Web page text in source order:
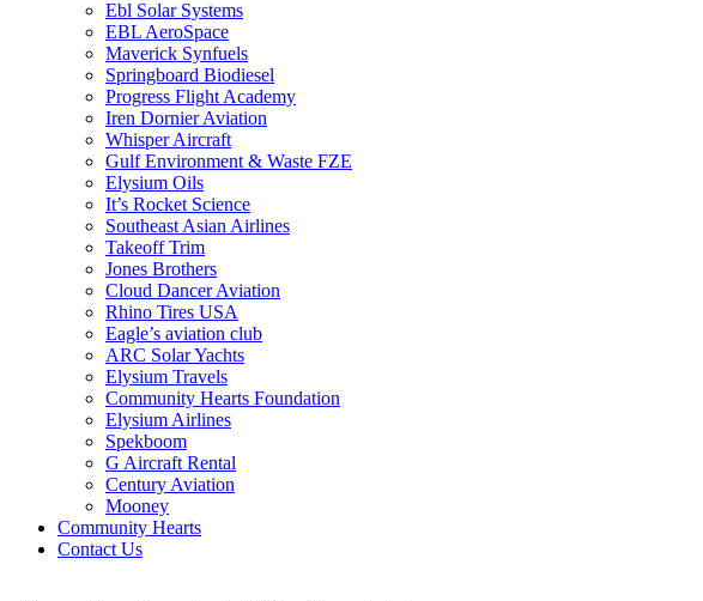
Ebl Solar Systems
EBL AeroSpace
Maverick Synfuels
Springboard Biodiesel
Progress Flight Academy
Iren Dornier Aviation
Whisper Aircraft
Gulf Environment & Waste FZE
Elysium Oils
It’s Rocket Science
Southeast Asian Airlines
Takeoff Trim
Jones Brothers
Cloud Dancer Aviation
Rhino Tires USA
Eagle’s aviation club
ARC Solar Yachts
Elysium Travels
Community Hearts Foundation
Elysium Airlines
Spekboom
G Aircraft Rental
Century Aviation
Mooney
Community Hearts
Contact Us